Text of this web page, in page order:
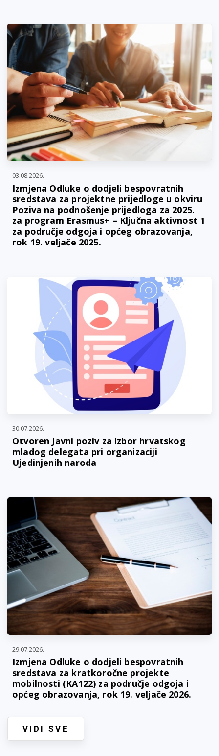
03.08.2026.
Izmjena Odluke o dodjeli bespovratnih
sredstava za projektne prijedloge u okviru
Poziva na podnošenje prijedloga za 2025.
za program Erasmus+ – Ključna aktivnost 1
za područje odgoja i općeg obrazovanja,
rok 19. veljače 2025.
30.07.2026.
Otvoren Javni poziv za izbor hrvatskog
mladog delegata pri organizaciji
Ujedinjenih naroda
29.07.2026.
Izmjena Odluke o dodjeli bespovratnih
sredstava za kratkoročne projekte
mobilnosti (KA122) za područje odgoja i
općeg obrazovanja, rok 19. veljače 2026.
VIDI SVE